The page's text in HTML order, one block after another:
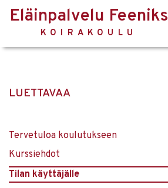
Eläinpalvelu Feeniks
KOIRAKOULU
LUETTAVAA
Tervetuloa koulutukseen
Kurssiehdot
Tilan käyttäjälle